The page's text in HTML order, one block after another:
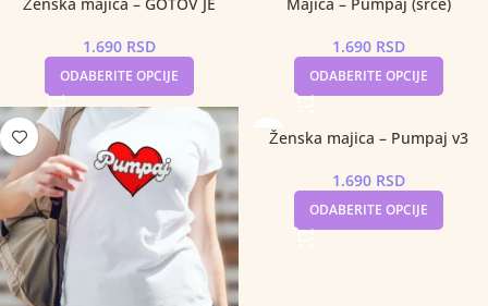
1.690 RSD
ODABERITE OPCIJE
1.690 RSD
ODABERITE OPCIJE
Ženska majica – Pumpaj v3
1.690 RSD
ODABERITE OPCIJE